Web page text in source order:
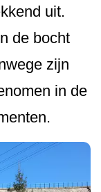
uit.
de bocht
zijn
in de